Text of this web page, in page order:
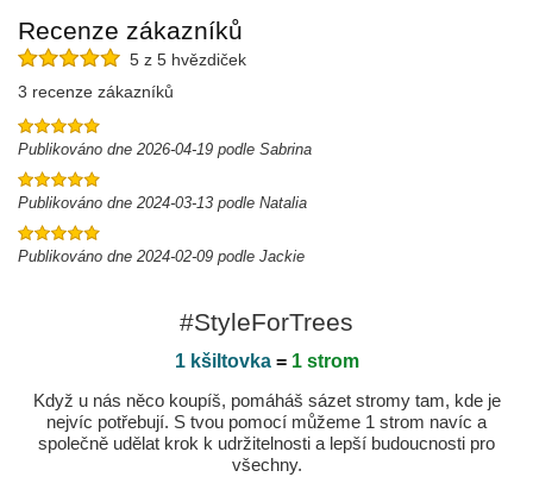
Recenze zákazníků
5 z 5 hvězdiček
3 recenze zákazníků
Publikováno dne 2026-04-19 podle Sabrina
Publikováno dne 2024-03-13 podle Natalia
Publikováno dne 2024-02-09 podle Jackie
#StyleForTrees
1 kšiltovka= 1 strom
Když u nás něco koupíš, pomáháš sázet stromy tam, kde je
nejvíc potřebují. S tvou pomocí můžeme 1 strom navíc a
společně udělat krok k udržitelnosti a lepší budoucnosti pro
všechny.